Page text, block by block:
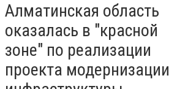
Алматинская область
оказалась в "красной
зоне" по реализации
проекта модернизации